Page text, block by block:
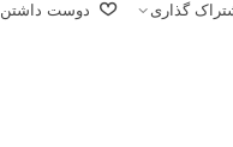
گذاری
دوست داشتن